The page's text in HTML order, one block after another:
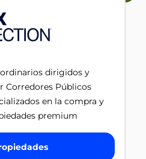
dirigidos y
Corredores Públicos
en la compra y
premium